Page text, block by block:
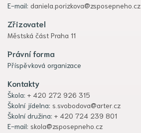
E-mail: daniela.porizkova@zsposepneho.cz
Zřizovatel
Městská část Praha 11
Právní forma
Příspěvková organizace
Kontakty
Škola: + 420 272 926 315
Školní jídelna: s.svobodova@arter.cz
Školní družina: + 420 724 239 801
E-mail: skola@zsposepneho.cz